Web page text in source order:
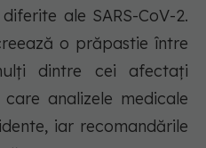
ale SARS-CoV-2.
o prăpastie între
dintre cei afectați
analizele medicale
iar recomandările